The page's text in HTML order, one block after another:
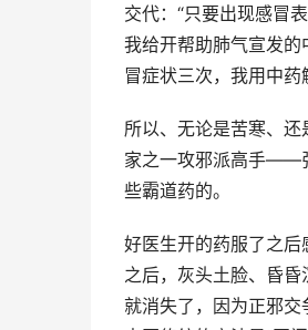
交代：“只要出现感冒
我给开帮助肺气宣发的
冒症状三次，我用中
所以、无论是苦寒、
家之一攻邪派高手——
些霸道药的。
好医生开的药服了之
之后，灰头土脸、昏
就消失了，因为正邪